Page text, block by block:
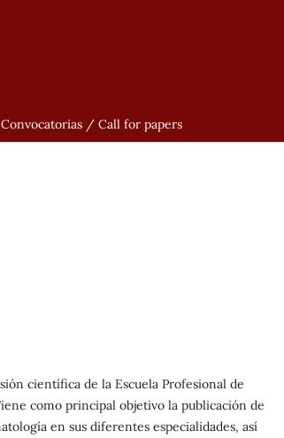
Convocatorias / Call for papers
científica de la Escuela Profesional de
como principal objetivo la publicación de
en sus diferentes especialidades, así